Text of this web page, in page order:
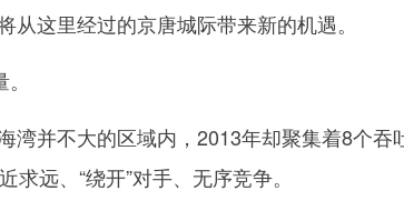
这里经过的京唐城际带来新的机遇。
并不大的区域内，2013年却聚集着8个吞
远、“绕开”对手、无序竞争。